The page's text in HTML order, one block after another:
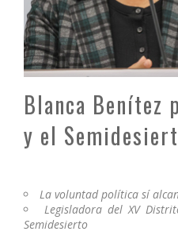
Blanca
y el
La voluntad política sí
Legisladora del XV
Semidesierto